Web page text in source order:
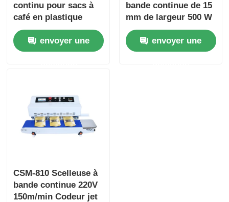
continu pour sacs à
café en plastique
450W, scelleuse sous
vide pour emballage
alimentaire
envoyer une
bande continue de 15
mm de largeur 500 W
Parties industrielles
d'emballage de détail
envoyer une
CSM-810 Scelleuse à
bande continue 220V
150m/min Codeur jet